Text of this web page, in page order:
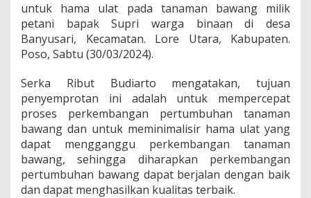
H
m
a
i
n
s
a
K
o
r
untuk hama ulat pada tanaman bawang milik
petani bapak Supri warga binaan di desa
Banyusari, Kecamatan. Lore Utara, Kabupaten.
Poso, Sabtu (30/03/2024).
Serka Ribut Budiarto mengatakan, tujuan
penyemprotan ini adalah untuk mempercepat
proses perkembangan pertumbuhan tanaman
bawang dan untuk meminimalisir hama ulat yang
dapat mengganggu perkembangan tanaman
bawang, sehingga diharapkan perkembangan
pertumbuhan bawang dapat berjalan dengan baik
dan dapat menghasilkan kualitas terbaik.